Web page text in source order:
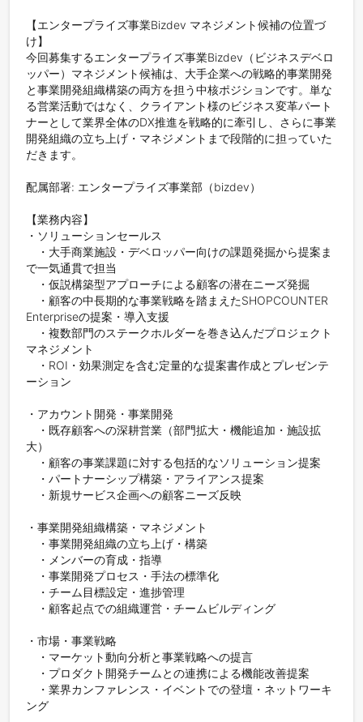
【エンタープライズ事業Bizdev マネジメント候補の位置づ
け】
今回募集するエンタープライズ事業Bizdev（ビジネスデベロ
ッパー）マネジメント候補は、大手企業への戦略的事業開発
と事業開発組織構築の両方を担う中核ポジションです。単な
る営業活動ではなく、クライアント様のビジネス変革パート
ナーとして業界全体のDX推進を戦略的に牽引し、さらに事業
開発組織の立ち上げ・マネジメントまで段階的に担っていた
だきます。
配属部署: エンタープライズ事業部（bizdev）
【業務内容】
・ソリューションセールス
・大手商業施設・デベロッパー向けの課題発掘から提案ま
で一気通貫で担当
・仮説構築型アプローチによる顧客の潜在ニーズ発掘
・顧客の中長期的な事業戦略を踏まえたSHOPCOUNTER
Enterpriseの提案・導入支援
・複数部門のステークホルダーを巻き込んだプロジェクト
マネジメント
・ROI・効果測定を含む定量的な提案書作成とプレゼンテ
ーション
・アカウント開発・事業開発
・既存顧客への深耕営業（部門拡大・機能追加・施設拡
大）
・顧客の事業課題に対する包括的なソリューション提案
・パートナーシップ構築・アライアンス提案
・新規サービス企画への顧客ニーズ反映
・事業開発組織構築・マネジメント
・事業開発組織の立ち上げ・構築
・メンバーの育成・指導
・事業開発プロセス・手法の標準化
・チーム目標設定・進捗管理
・顧客起点での組織運営・チームビルディング
・市場・事業戦略
・マーケット動向分析と事業戦略への提言
・プロダクト開発チームとの連携による機能改善提案
・業界カンファレンス・イベントでの登壇・ネットワーキ
ング